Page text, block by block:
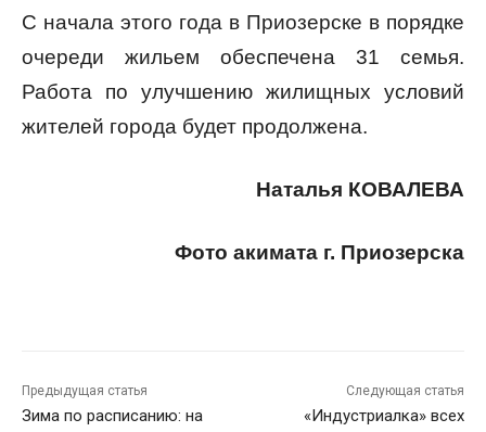
С начала этого года в Приозерске в порядке
очереди жильем обеспечена 31 семья.
Работа по улучшению жилищных условий
жителей города будет продолжена.
Наталья КОВАЛЕВА
Фото акимата г. Приозерска
Предыдущая статья
Зима по расписанию: на
Следующая статья
«Индустриалка» всех